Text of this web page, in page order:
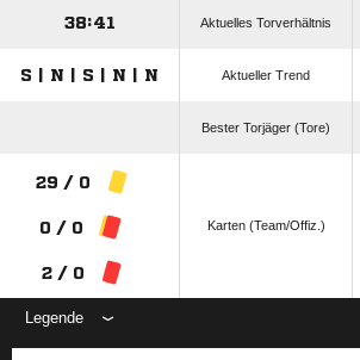
38:41 Aktuelles Torverhältnis
S | N | S | N | N Aktueller Trend
Bester Torjäger (Tore)
29 / 0
0 / 0
2 / 0
Karten (Team/Offiz.)
Legende
ANZEIGE